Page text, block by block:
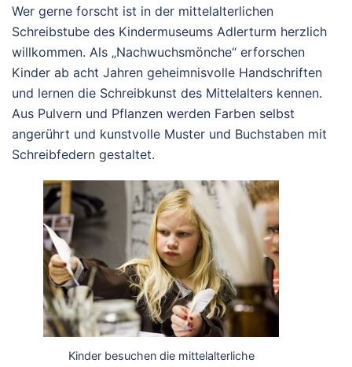
Wer gerne forscht ist in der mittelalterlichen
Schreibstube des Kindermuseums Adlerturm herzlich
willkommen. Als „Nachwuchsmönche“ erforschen
Kinder ab acht Jahren geheimnisvolle Handschriften
und lernen die Schreibkunst des Mittelalters kennen.
Aus Pulvern und Pflanzen werden Farben selbst
angerührt und kunstvolle Muster und Buchstaben mit
Schreibfedern gestaltet.
Kinder besuchen die mittelalterliche